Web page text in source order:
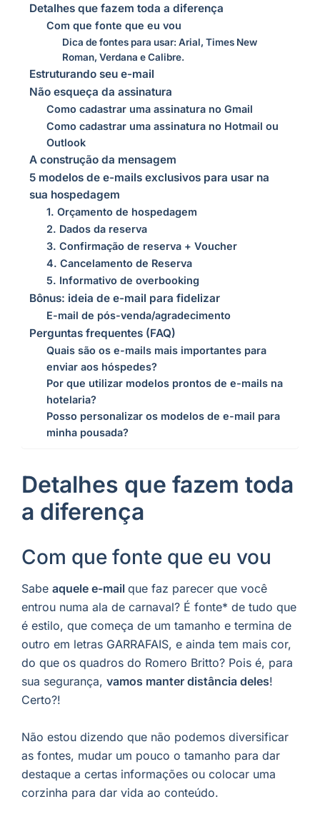
Detalhes que fazem toda a diferença
Com que fonte que eu vou
Dica de fontes para usar: Arial, Times New
Roman, Verdana e Calibre.
Estruturando seu e-mail
Não esqueça da assinatura
Como cadastrar uma assinatura no Gmail
Como cadastrar uma assinatura no Hotmail ou
Outlook
A construção da mensagem
5 modelos de e-mails exclusivos para usar na
sua hospedagem
1. Orçamento de hospedagem
2. Dados da reserva
3. Confirmação de reserva + Voucher
4. Cancelamento de Reserva
5. Informativo de overbooking
Bônus: ideia de e-mail para fidelizar
E-mail de pós-venda/agradecimento
Perguntas frequentes (FAQ)
Quais são os e-mails mais importantes para
enviar aos hóspedes?
Por que utilizar modelos prontos de e-mails na
hotelaria?
Posso personalizar os modelos de e-mail para
minha pousada?
Detalhes que fazem toda
a diferença
Com que fonte que eu vou
Sabe aquele e-mail que faz parecer que você
entrou numa ala de carnaval? É fonte* de tudo que
é estilo, que começa de um tamanho e termina de
outro em letras GARRAFAIS, e ainda tem mais cor,
do que os quadros do Romero Britto? Pois é, para
sua segurança, vamos manter distância deles!
Certo?!
Não estou dizendo que não podemos diversificar
as fontes, mudar um pouco o tamanho para dar
destaque a certas informações ou colocar uma
corzinha para dar vida ao conteúdo.